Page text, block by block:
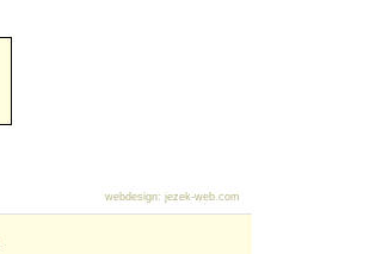
webdesign: jezek-web.com